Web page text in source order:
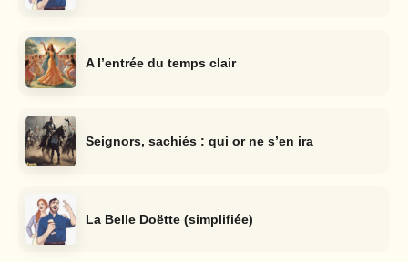
A l’entrée du temps clair
Seignors, sachiés : qui or ne s’en ira
La Belle Doëtte (simplifiée)